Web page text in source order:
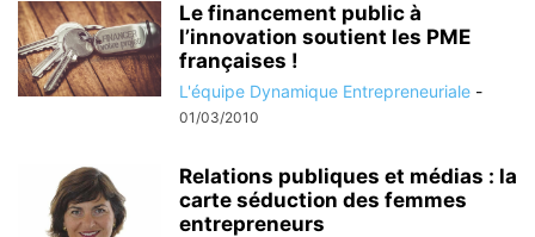
Le financement public à
l’innovation soutient les PME
françaises !
L'équipe Dynamique Entrepreneuriale -
01/03/2010
Relations publiques et médias : la
carte séduction des femmes
entrepreneurs